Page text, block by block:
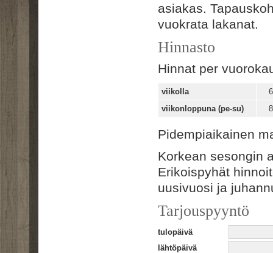
asiakas.
vuokrata lakanat.
Hinnasto
Hinnat per
viikolla
viikonloppuna (pe-su)
Pidempiaikainen
Korkean sesongin
Erikoispyhät
uusivuosi ja
Tarjouspyyntö
tulopäivä
lähtöpäivä